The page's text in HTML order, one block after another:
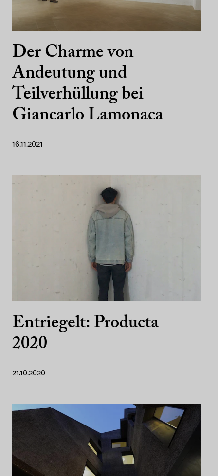
Der Charme von
Andeutung und
Teilverhüllung bei
Giancarlo Lamonaca
16.11.2021
Entriegelt: Producta
2020
21.10.2020